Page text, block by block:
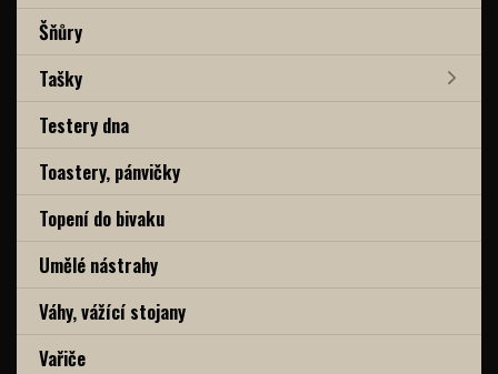
Šňůry
Tašky
Testery dna
Toastery, pánvičky
Topení do bivaku
Umělé nástrahy
Váhy, vážící stojany
Vařiče